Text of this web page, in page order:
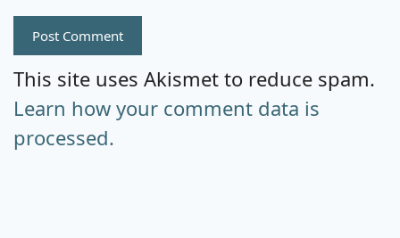
This site uses Akismet to reduce spam.
Learn how your comment data is
processed.